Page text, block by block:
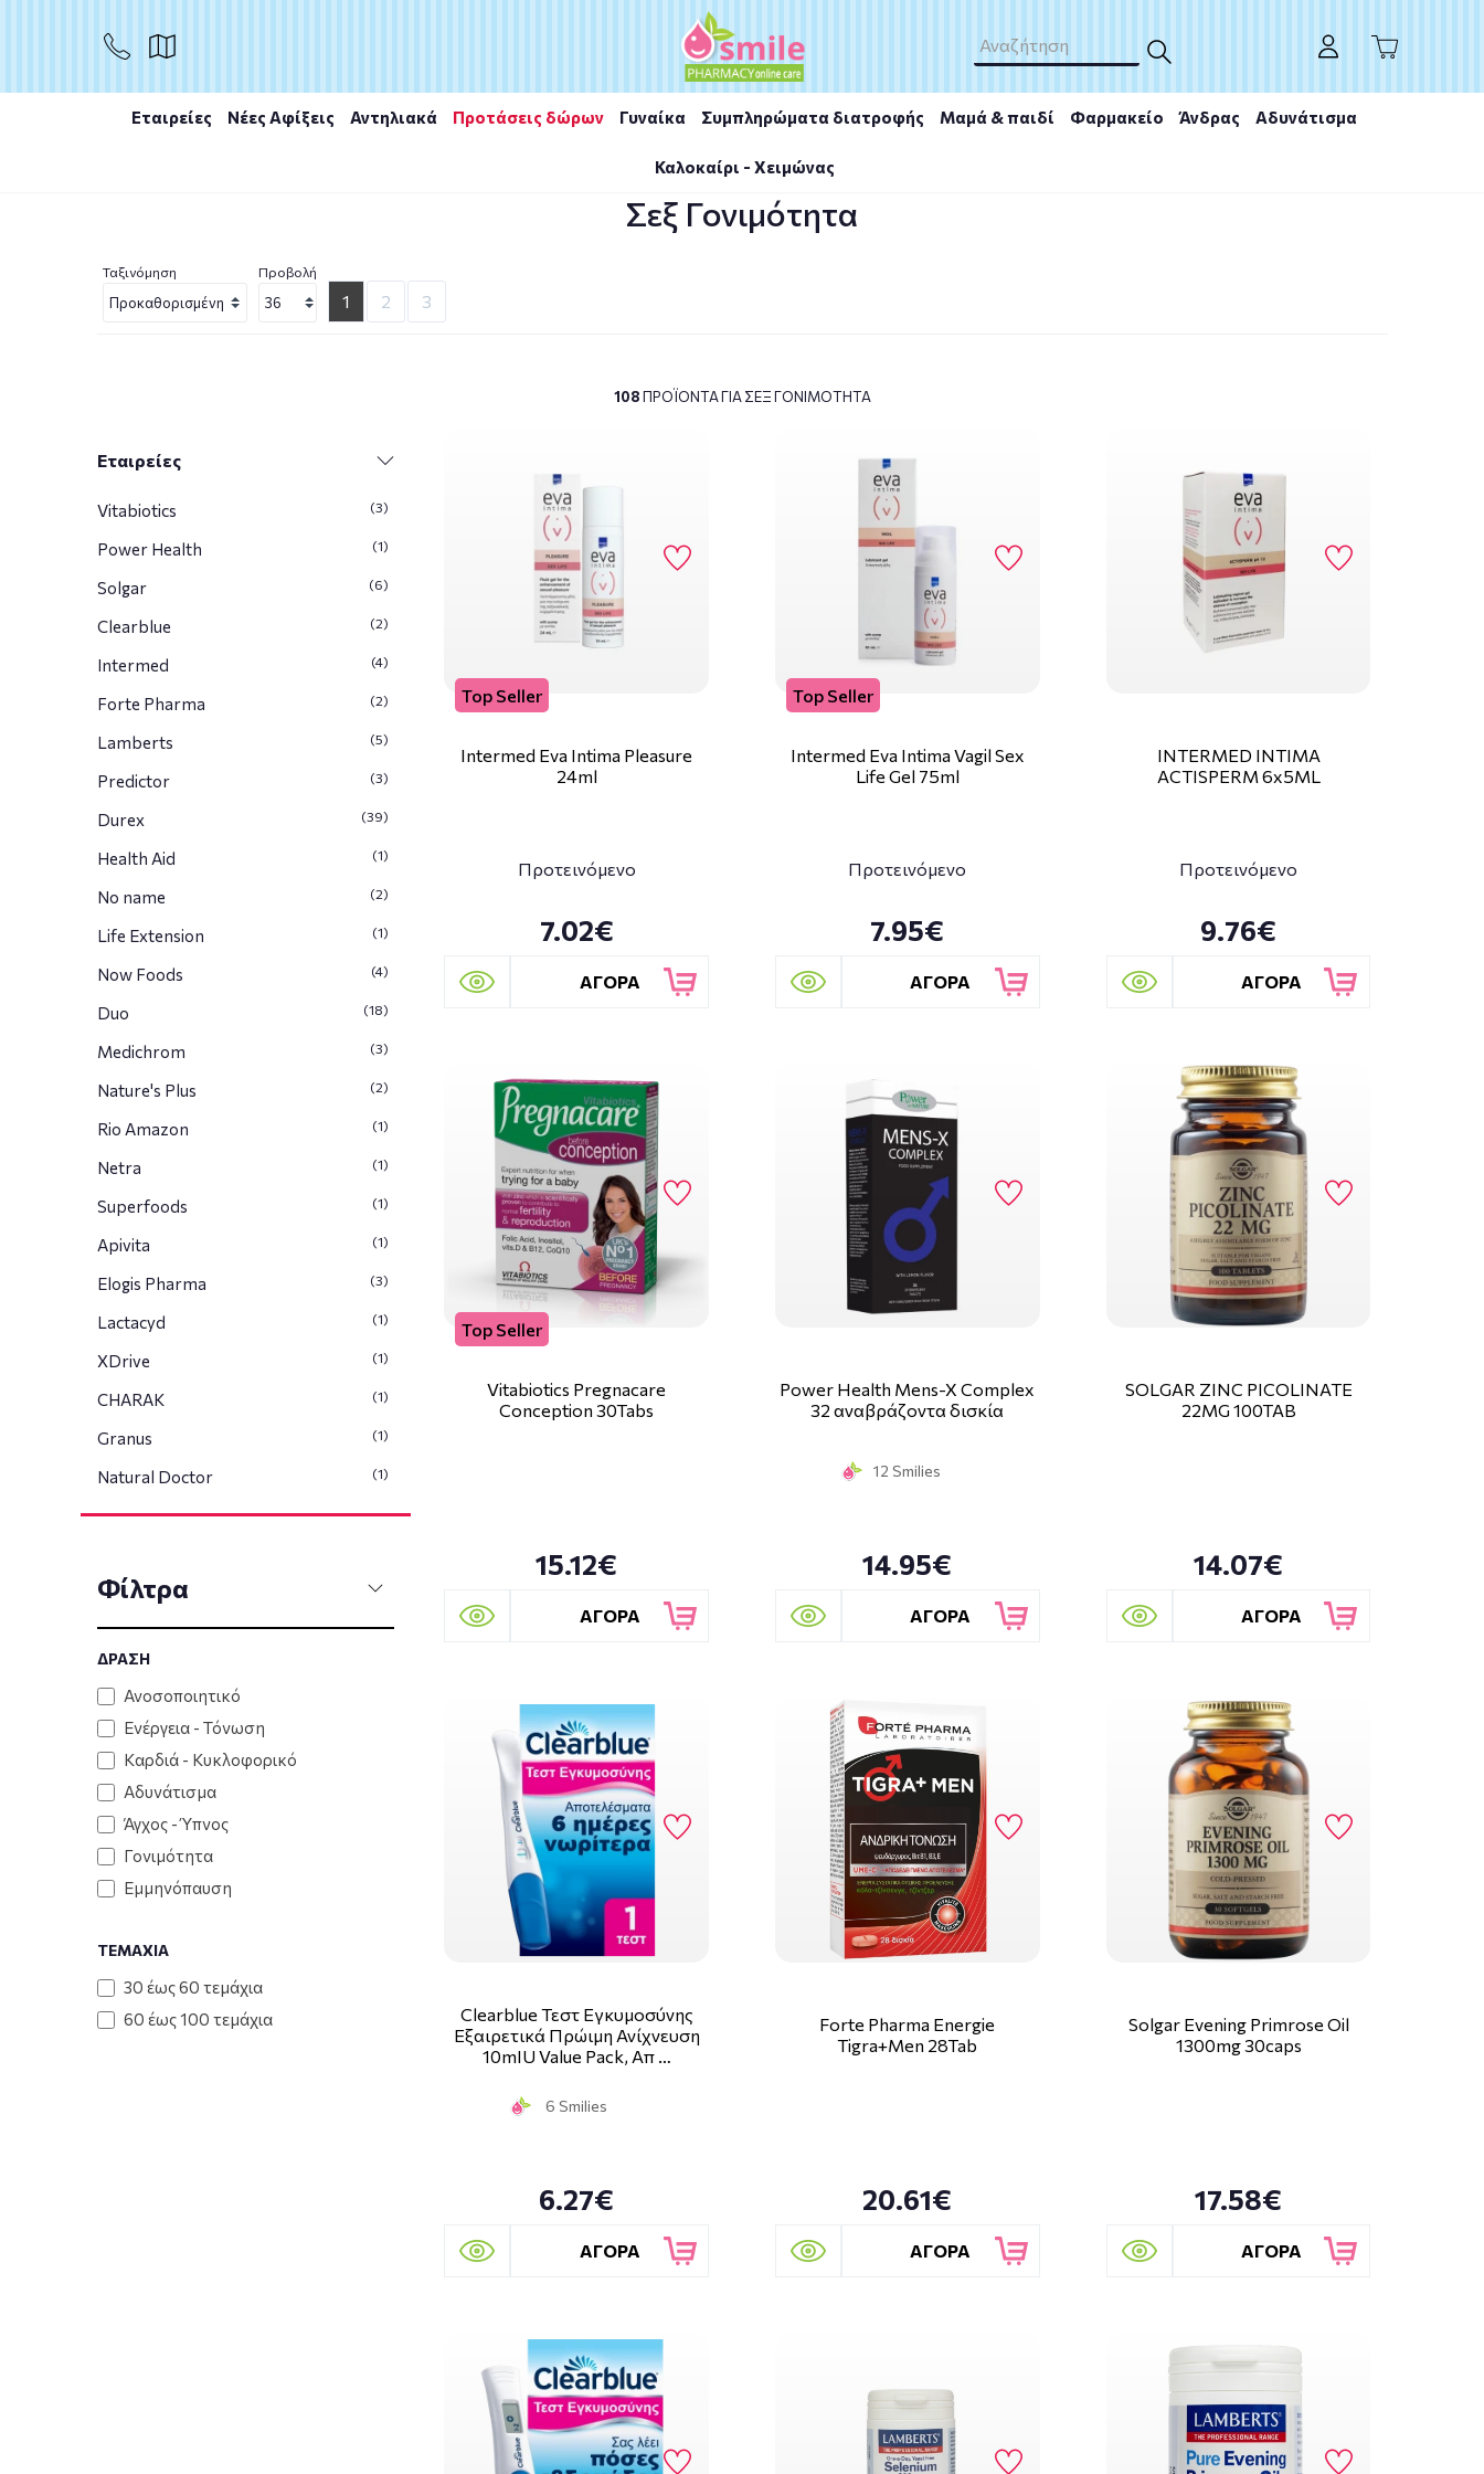
Εταιρείες Νέες Αφίξεις Αντηλιακά Προτάσεις δώρων Γυναίκα Συμπληρώματα διατροφής Μαμά & παιδί Φαρμακείο Άνδρας Αδυνάτισμα
Καλοκαίρι - Χειμώνας
Σεξ Γονιμότητα
Ταξινόμηση Προβολή
1 2 3
108ΠΡΟΪΌΝΤΑ ΓΙΑ ΣΕΞ ΓΟΝΙΜΌΤΗΤΑ
Εταιρείες
Vitabiotics (3)
Power Health (1)
Solgar (6)
Clearblue (2)
Intermed (4)
Forte Pharma (2)
Lamberts (5)
Predictor (3)
Durex (39)
Health Aid (1)
No name (2)
Life Extension (1)
Now Foods (4)
Duo (18)
Medichrom (3)
Nature's Plus (2)
Rio Amazon (1)
Netra (1)
Superfoods (1)
Apivita (1)
Elogis Pharma (3)
Lactacyd (1)
XDrive (1)
CHARAK (1)
Granus (1)
Natural Doctor (1)
Φίλτρα
ΔΡΑΣΗ
Ανοσοποιητικό
Ενέργεια - Τόνωση
Καρδιά - Κυκλοφορικό
Αδυνάτισμα
Άγχος - Ύπνος
Γονιμότητα
Εμμηνόπαυση
ΤΕΜΑΧΙΑ
30 έως 60 τεμάχια
60 έως 100 τεμάχια
Top Seller
Intermed Eva Intima Pleasure
24ml
Προτεινόμενο
7.02€
ΑΓΟΡΑ
Top Seller
Intermed Eva Intima Vagil Sex
Life Gel 75ml
Προτεινόμενο
7.95€
ΑΓΟΡΑ
INTERMED INTIMA
ACTISPERM 6x5ML
Προτεινόμενο
9.76€
ΑΓΟΡΑ
Top Seller
Vitabiotics Pregnacare
Conception 30Tabs
15.12€
ΑΓΟΡΑ
Power Health Mens-X Complex
32 αναβράζοντα δισκία
12 Smilies
14.95€
ΑΓΟΡΑ
SOLGAR ZINC PICOLINATE
22MG 100TAB
14.07€
ΑΓΟΡΑ
Clearblue Τεστ Εγκυμοσύνης
Εξαιρετικά Πρώιμη Ανίχνευση
10mIU Value Pack, Απ …
6 Smilies
6.27€
ΑΓΟΡΑ
Forte Pharma Energie
Tigra+Men 28Tab
20.61€
ΑΓΟΡΑ
Solgar Evening Primrose Oil
1300mg 30caps
17.58€
ΑΓΟΡΑ